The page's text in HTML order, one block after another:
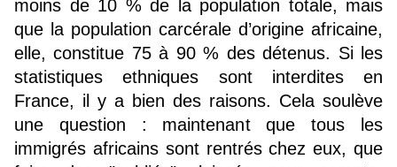
moins de 10 % de la population totale, mais
que la population carcérale d’origine africaine,
elle, constitue 75 à 90 % des détenus. Si les
statistiques ethniques sont interdites en
France, il y a bien des raisons. Cela soulève
une question : maintenant que tous les
immigrés africains sont rentrés chez eux, que